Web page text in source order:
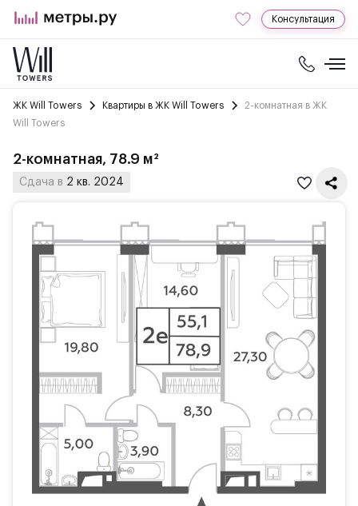
Консультация
ЖК Will Towers Квартиры в ЖК Will Towers
2-комнатная в ЖК
Will Towers
2-комнатная, 78.9 м²
Сдача в 2 кв. 2024